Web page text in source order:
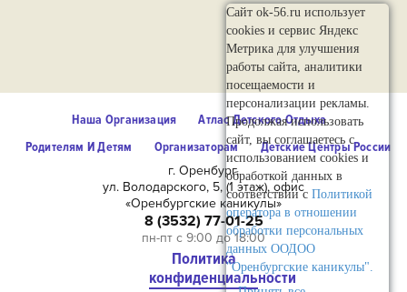
Наша Организация
Атлас Детского Отдыха
Родителям И Детям
Организаторам
Детские Центры России
г. Оренбург,
ул. Володарского, 5, (1 этаж), офис
«Оренбургские каникулы»
8 (3532) 77-01-25
пн-пт с 9:00 до 18:00
Политика
конфиденциальности
Сайт ok-56.ru использует
cookies и сервис Яндекс
Метрика для улучшения
работы сайта, аналитики
посещаемости и
персонализации рекламы.
Продолжая использовать
сайт, вы соглашаетесь с
использованием cookies и
обработкой данных в
соответствии с Политикой
оператора в отношении
обработки персональных
данных ООДОО
"Оренбургские каникулы".